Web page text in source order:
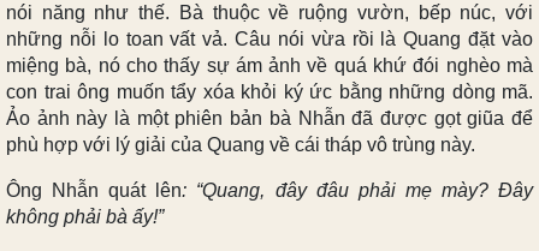
nói năng như thế. Bà thuộc về ruộng vườn, bếp núc, với
những nỗi lo toan vất vả. Câu nói vừa rồi là Quang đặt vào
miệng bà, nó cho thấy sự ám ảnh về quá khứ đói nghèo mà
con trai ông muốn tẩy xóa khỏi ký ức bằng những dòng mã.
Ảo ảnh này là một phiên bản bà Nhẫn đã được gọt giũa để
phù hợp với lý giải của Quang về cái tháp vô trùng này.
Ông Nhẫn quát lên: “Quang, đây đâu phải mẹ mày? Đây
không phải bà ấy!”